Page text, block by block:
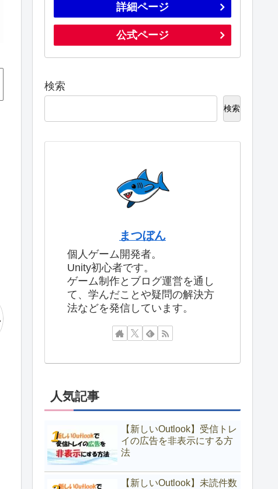
詳細ページ
公式ページ
検索
検索
まつぼん
個人ゲーム開発者。
Unity初心者です。
ゲーム制作とブログ運営を通し
て、学んだことや疑問の解決方
法などを発信しています。
人気記事
【新しいOutlook】受信トレ
イの広告を非表示にする方
法
【新しいOutlook】未読件数